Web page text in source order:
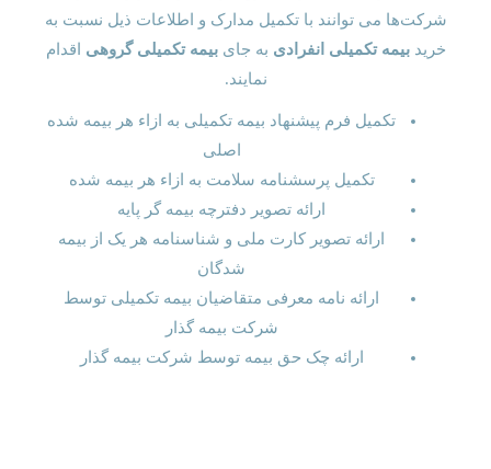
شرکت‌ها می توانند با تکمیل مدارک و اطلاعات ذیل نسبت به
خریدبیمه تکمیلی انفرادی به جایبیمه تکمیلی گروهی اقدام
نمایند.
تکمیل فرم پیشنهاد بیمه تکمیلی به ازاء هر بیمه شده
اصلی
تکمیل پرسشنامه سلامت به ازاء هر بیمه شده
ارائه تصویر دفترچه بیمه گر پایه
ارائه تصویر کارت ملی و شناسنامه هر یک از بیمه
شدگان
ارائه نامه معرفی متقاضیان بیمه تکمیلی توسط
شرکت بیمه گذار
ارائه چک حق بیمه توسط شرکت بیمه گذار